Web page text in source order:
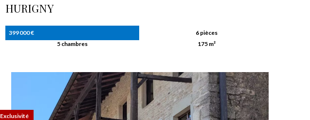
HURIGNY
399 000 €
6 pièces
5 chambres
175 m²
Exclusivité